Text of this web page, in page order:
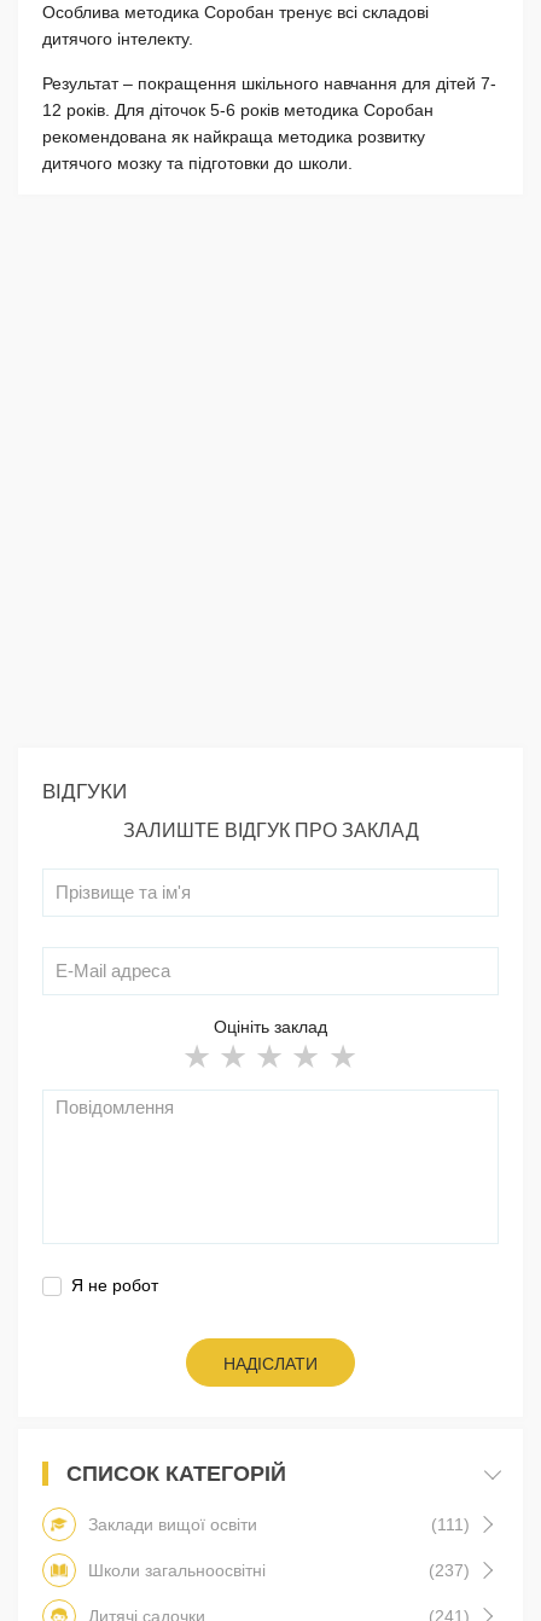
Особлива методика Соробан тренує всі складові
дитячого інтелекту.
Результат – покращення шкільного навчання для дітей 7-
12 років. Для діточок 5-6 років методика Соробан
рекомендована як найкраща методика розвитку
дитячого мозку та підготовки до школи.
ВІДГУКИ
ЗАЛИШТЕ ВІДГУК ПРО ЗАКЛАД
Оцініть заклад
Я не робот
НАДІСЛАТИ
СПИСОК КАТЕГОРІЙ
Заклади вищої освіти (111)
Школи загальноосвітні (237)
Дитячі садочки (241)